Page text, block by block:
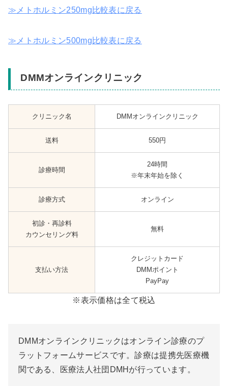
≫メトホルミン250mg比較表に戻る
≫メトホルミン500mg比較表に戻る
DMMオンラインクリニック
クリニック名 DMMオンラインクリニック
送料 550円
診療時間
24時間
※年末年始を除く
診療方式 オンライン
初診・再診料
カウンセリング料
無料
支払い方法
クレジットカード
DMMポイント
PayPay
※表示価格は全て税込
DMMオンラインクリニックはオンライン診療のプ
ラットフォームサービスです。診療は提携先医療機
関である、医療法人社団DMHが行っています。